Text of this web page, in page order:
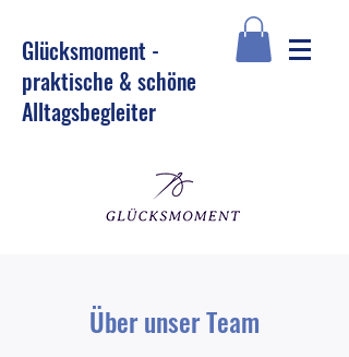
Glücksmoment -
praktische & schöne
Alltagsbegleiter
Über unser Team